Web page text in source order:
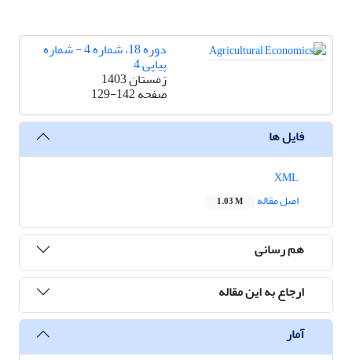
دوره 18، شماره 4 - شماره
پیاپی 4
زمستان 1403
صفحه129-142
فایل ها
اصل مقاله
1.03 M
هم رسانی
ارجاع به این مقاله
آمار